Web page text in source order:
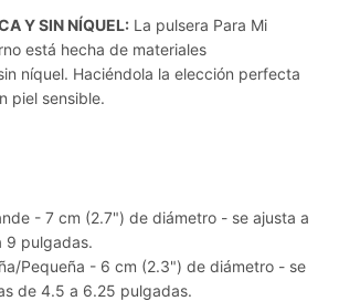
Y SIN NÍQUEL: La pulsera Para Mi
está hecha de materiales
níquel. Haciéndola la elección perfecta
piel sensible.
- 7 cm (2.7") de diámetro - se ajusta a
9 pulgadas.
Pequeña - 6 cm (2.3") de diámetro - se
de 4.5 a 6.25 pulgadas.